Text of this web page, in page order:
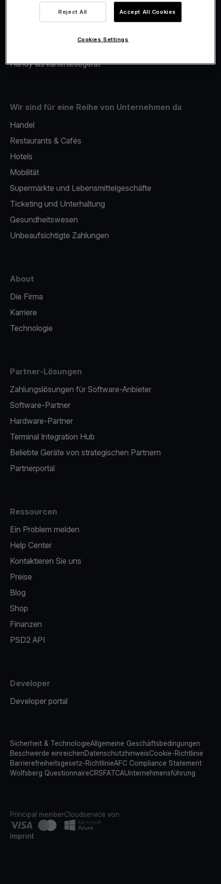
Merchant Advance
Handy als kartenlesegerät
Wir sind für eine Reihe von Unternehmen da
Handel
Restaurants & Cafés
Hotels
Mobilität
Supermärkte und Lebensmittelgeschäfte
Ticketing und Unterhaltung
Gesundheitswesen
Unbeaufsichtigte Zahlungen
About
Die Firma
Karriere
Technologie
Partner-Lösungen
Zahlungslösungen für Software-Anbieter
Software-Partner
Hardware-Partner
Terminal Integration Hub
Beliebte Geräte von strategischen Partnern
Partnerportal
Ressourcen
Ein Problem melden
Help Center
Kontaktieren Sie uns
Preise
Blog
Shop
Finanzen
PSD2 API
Developer
Developer portal
Sicherheit & TechnologieAllgemeine Geschäftsbedingungen
Beschwerde einreichenDatenschutzhinweisCookie-Richtlinie
Barrierefreiheitsgesetz-RichtlinieAFC Compliance Statement
Wolfsberg QuestionnaireCRSFATCAUnternehmensführung
Principal memberCloudservice von
Imprint
Reject All Accept All Cookies
Cookies Settings